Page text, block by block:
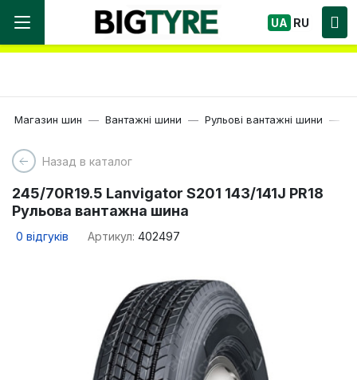
Ми працюємо! Великий вибір Шин, швидка
доставка по Україні!
UA RU
Магазин шин Вантажні шини Рульові вантажні шини
Назад в каталог
245/70R19.5 Lanvigator S201 143/141J PR18
Рульова вантажна шина
0 відгуків Артикул: 402497